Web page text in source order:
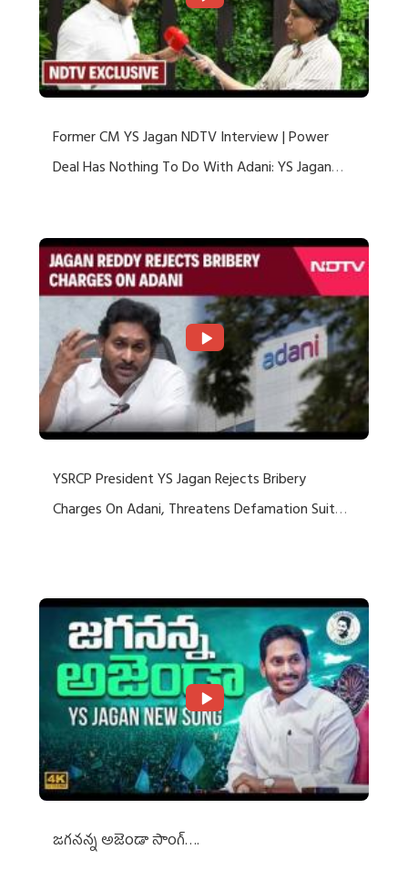
Former CM YS Jagan NDTV Interview | Power
Deal Has Nothing To Do With Adani: YS Jagan
YSRCP President YS Jagan Rejects Bribery
Charges On Adani, Threatens Defamation Suit
జగనన్న అజెండా సాంగ్….